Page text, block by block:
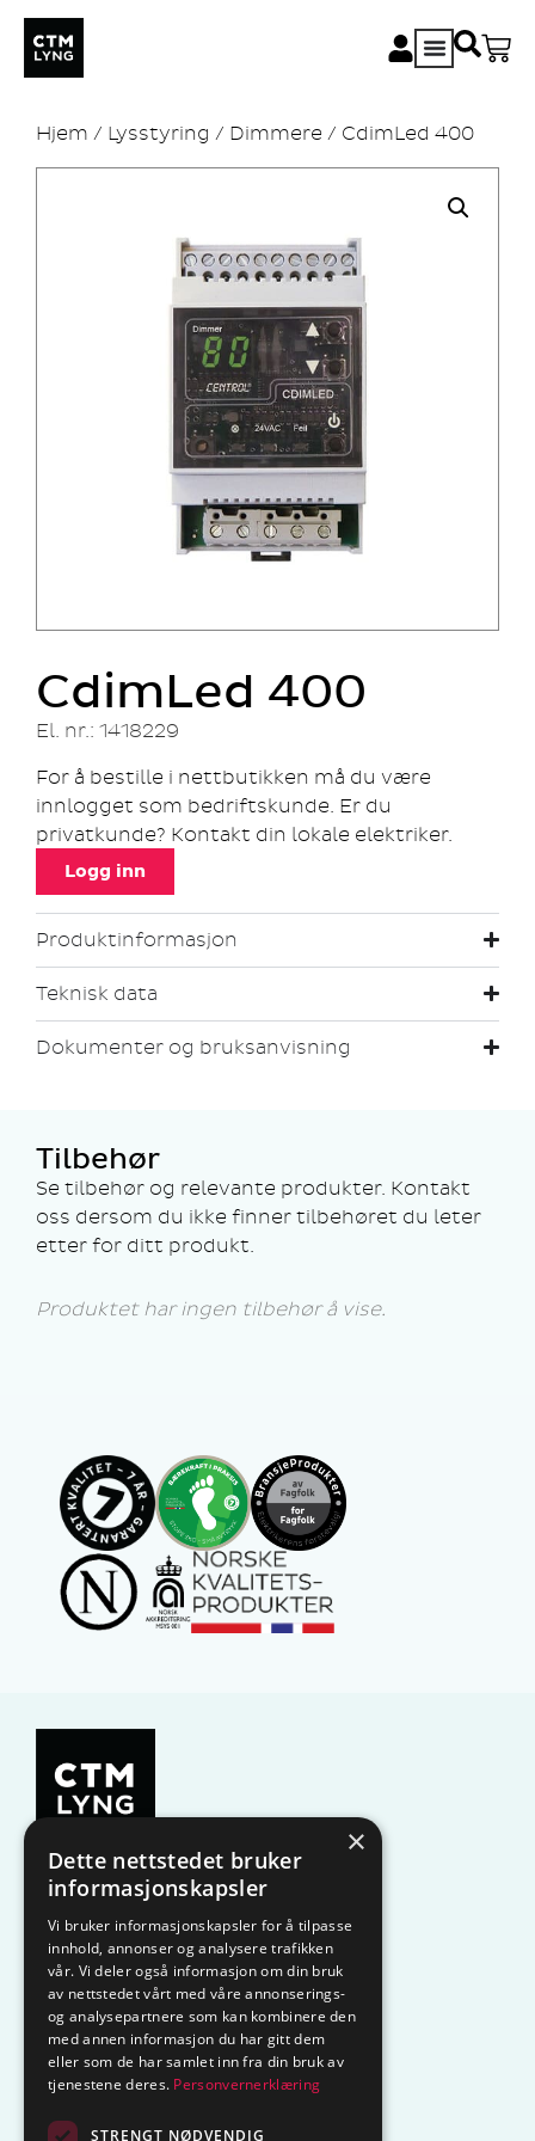
Hjem / Lysstyring / Dimmere / CdimLed 400
CdimLed 400
El. nr.: 1418229
For å bestille i nettbutikken må du være
innlogget som bedriftskunde. Er du
privatkunde? Kontakt din lokale elektriker.
Logg inn
Produktinformasjon
Teknisk data
Dokumenter og bruksanvisning
Tilbehør
Se tilbehør og relevante produkter. Kontakt
oss dersom du ikke finner tilbehøret du leter
etter for ditt produkt.
Produktet har ingen tilbehør å vise.
KAMPANJE Komfyrvakt
Belysning Lysstyring
Varmestyring Vannstopp
Frostsikring Smarthus – OP
Centrol
×
Dette nettstedet bruker
informasjonskapsler
Vi bruker informasjonskapsler for å tilpasse
innhold, annonser og analysere trafikken
vår. Vi deler også informasjon om din bruk
av nettstedet vårt med våre annonserings-
og analysepartnere som kan kombinere den
med annen informasjon du har gitt dem
eller som de har samlet inn fra din bruk av
tjenestene deres. Personvernerklæring
STRENGT NØDVENDIG